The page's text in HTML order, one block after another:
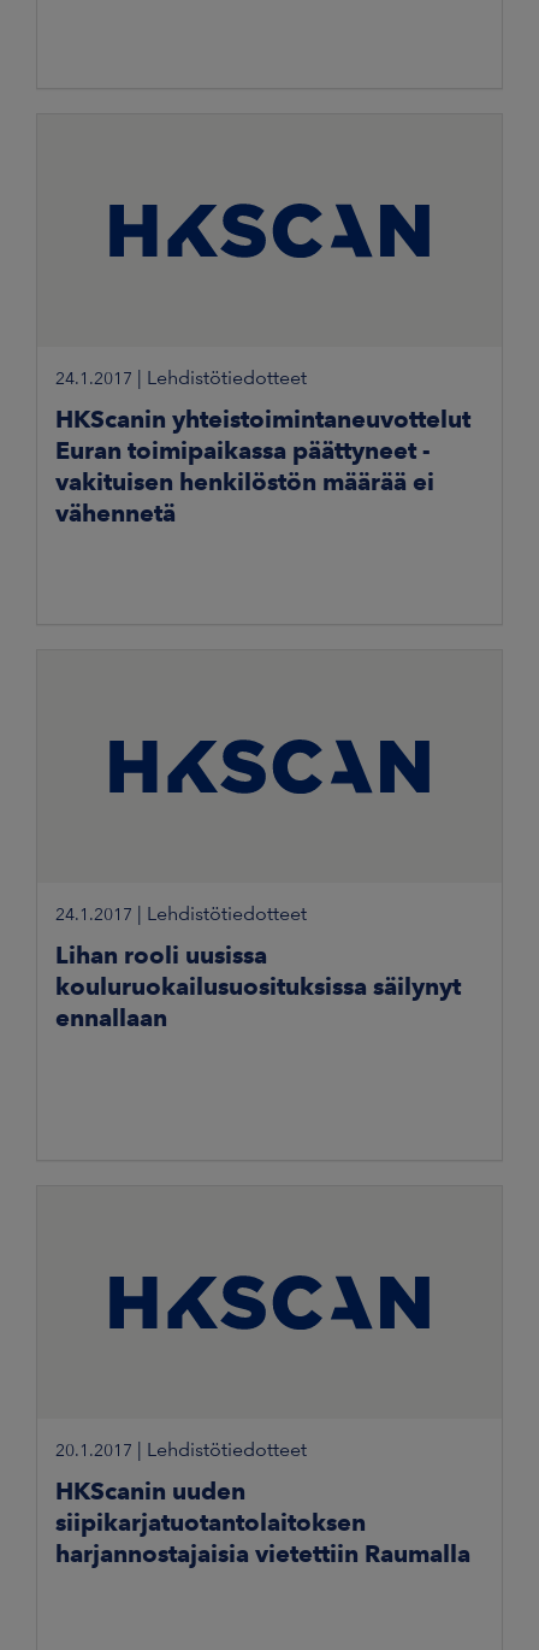
24.1.2017 Lehdistötiedotteet
HKScanin yhteistoimintaneuvottelut
Euran toimipaikassa päättyneet -
vakituisen henkilöstön määrää ei
vähennetä
24.1.2017 Lehdistötiedotteet
Lihan rooli uusissa
kouluruokailusuosituksissa säilynyt
ennallaan
20.1.2017 Lehdistötiedotteet
HKScanin uuden
siipikarjatuotantolaitoksen
harjannostajaisia vietettiin Raumalla